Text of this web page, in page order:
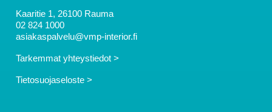
Kaaritie 1, 26100 Rauma
02 824 1000
asiakaspalvelu@vmp-interior.fi
Tarkemmat yhteystiedot >
Tietosuojaseloste >